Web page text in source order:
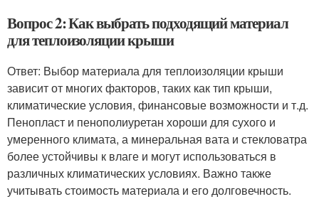
Вопрос 2: Как выбрать подходящий материал
для теплоизоляции крыши
Ответ: Выбор материала для теплоизоляции крыши
зависит от многих факторов, таких как тип крыши,
климатические условия, финансовые возможности и т.д.
Пенопласт и пенополиуретан хороши для сухого и
умеренного климата, а минеральная вата и стекловатра
более устойчивы к влаге и могут использоваться в
различных климатических условиях. Важно также
учитывать стоимость материала и его долговечность.